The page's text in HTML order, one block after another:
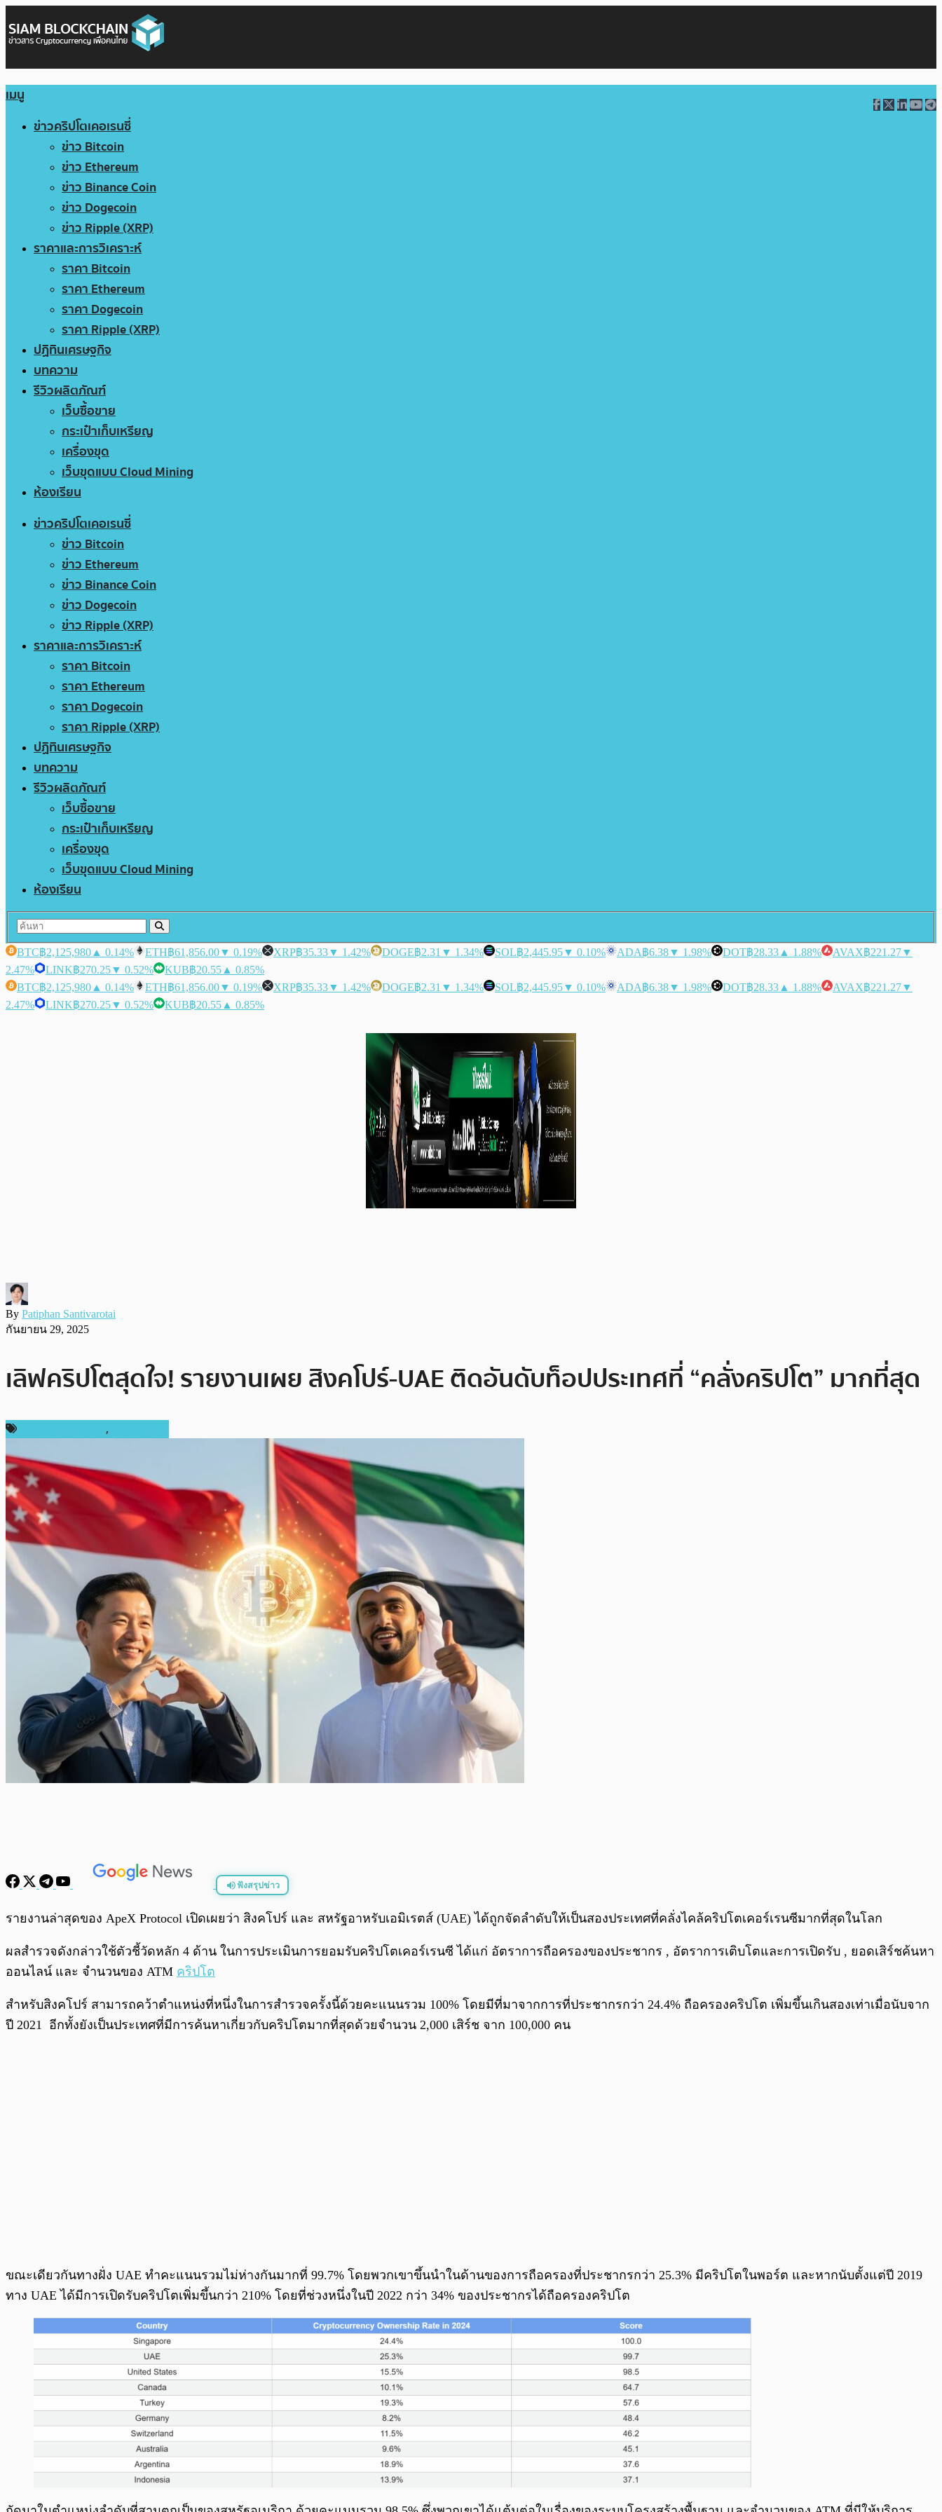
เมนู
ข่าวคริปโตเคอเรนซี่
ข่าว Bitcoin
ข่าว Ethereum
ข่าว Binance Coin
ข่าว Dogecoin
ข่าว Ripple (XRP)
ราคาและการวิเคราะห์
ราคา Bitcoin
ราคา Ethereum
ราคา Dogecoin
ราคา Ripple (XRP)
ปฏิทินเศรษฐกิจ
บทความ
รีวิวผลิตภัณฑ์
เว็บซื้อขาย
กระเป๋าเก็บเหรียญ
เครื่องขุด
เว็บขุดแบบ Cloud Mining
ห้องเรียน
ข่าวคริปโตเคอเรนซี่
ข่าว Bitcoin
ข่าว Ethereum
ข่าว Binance Coin
ข่าว Dogecoin
ข่าว Ripple (XRP)
ราคาและการวิเคราะห์
ราคา Bitcoin
ราคา Ethereum
ราคา Dogecoin
ราคา Ripple (XRP)
ปฏิทินเศรษฐกิจ
บทความ
รีวิวผลิตภัณฑ์
เว็บซื้อขาย
กระเป๋าเก็บเหรียญ
เครื่องขุด
เว็บขุดแบบ Cloud Mining
ห้องเรียน
BTC฿2,125,980 ▲ 0.14% ETH฿61,856.00▼ 0.19% XRP฿35.33▼ 1.42% DOGE฿2.31 ▼ 1.34% SOL฿2,445.95▼ 0.10% ADA฿6.38▼ 1.98% DOT฿28.33 ▲ 1.88% AVAX฿221.27▼
2.47%
LINK฿270.25▼ 0.52% KUB฿20.55 ▲ 0.85%
BTC฿2,125,980 ▲ 0.14% ETH฿61,856.00▼ 0.19% XRP฿35.33▼ 1.42% DOGE฿2.31 ▼ 1.34% SOL฿2,445.95▼ 0.10% ADA฿6.38▼ 1.98% DOT฿28.33 ▲ 1.88% AVAX฿221.27▼
2.47%
LINK฿270.25▼ 0.52% KUB฿20.55 ▲ 0.85%
By Patiphan Santivarotai
กันยายน 29, 2025
เลิฟคริปโตสุดใจ! รายงานเผย สิงคโปร์-UAE ติดอันดับท็อปประเทศที่ “คลั่งคริปโต” มากที่สุด
,
ฟังสรุปข่าว
พร้อมเล่น 0:00 /
รายงานล่าสุดของ ApeX Protocol เปิดเผยว่า สิงคโปร์ และ สหรัฐอาหรับเอมิเรตส์ (UAE) ได้ถูกจัดลำดับให้เป็นสองประเทศที่คลั่งไคล้คริปโตเคอร์เรนซีมากที่สุดในโลก
ผลสำรวจดังกล่าวใช้ตัวชี้วัดหลัก 4 ด้าน ในการประเมินการยอมรับคริปโตเคอร์เรนซี ได้แก่ อัตราการถือครองของประชากร , อัตราการเติบโตและการเปิดรับ , ยอดเสิร์ชค้นหา
ออนไลน์ และ จำนวนของ ATM คริปโต
สำหรับสิงคโปร์ สามารถคว้าตำแหน่งที่หนึ่งในการสำรวจครั้งนี้ด้วยคะแนนรวม 100% โดยมีที่มาจากการที่ประชากรกว่า 24.4% ถือครองคริปโต เพิ่มขึ้นเกินสองเท่าเมื่อนับจาก
ปี 2021 อีกทั้งยังเป็นประเทศที่มีการค้นหาเกี่ยวกับคริปโตมากที่สุดด้วยจำนวน 2,000 เสิร์ช จาก 100,000 คน
ขณะเดียวกันทางฝั่ง UAE ทำคะแนนรวมไม่ห่างกันมากที่ 99.7% โดยพวกเขาขึ้นนำในด้านของการถือครองที่ประชากรกว่า 25.3% มีคริปโตในพอร์ต และหากนับตั้งแต่ปี 2019
ทาง UAE ได้มีการเปิดรับคริปโตเพิ่มขึ้นกว่า 210% โดยที่ช่วงหนึ่งในปี 2022 กว่า 34% ของประชากรได้ถือครองคริปโต